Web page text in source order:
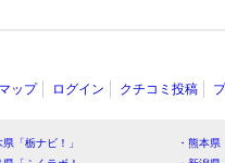
ップ ログイン クチコミ投稿
県「栃ナビ！」 ・熊本県